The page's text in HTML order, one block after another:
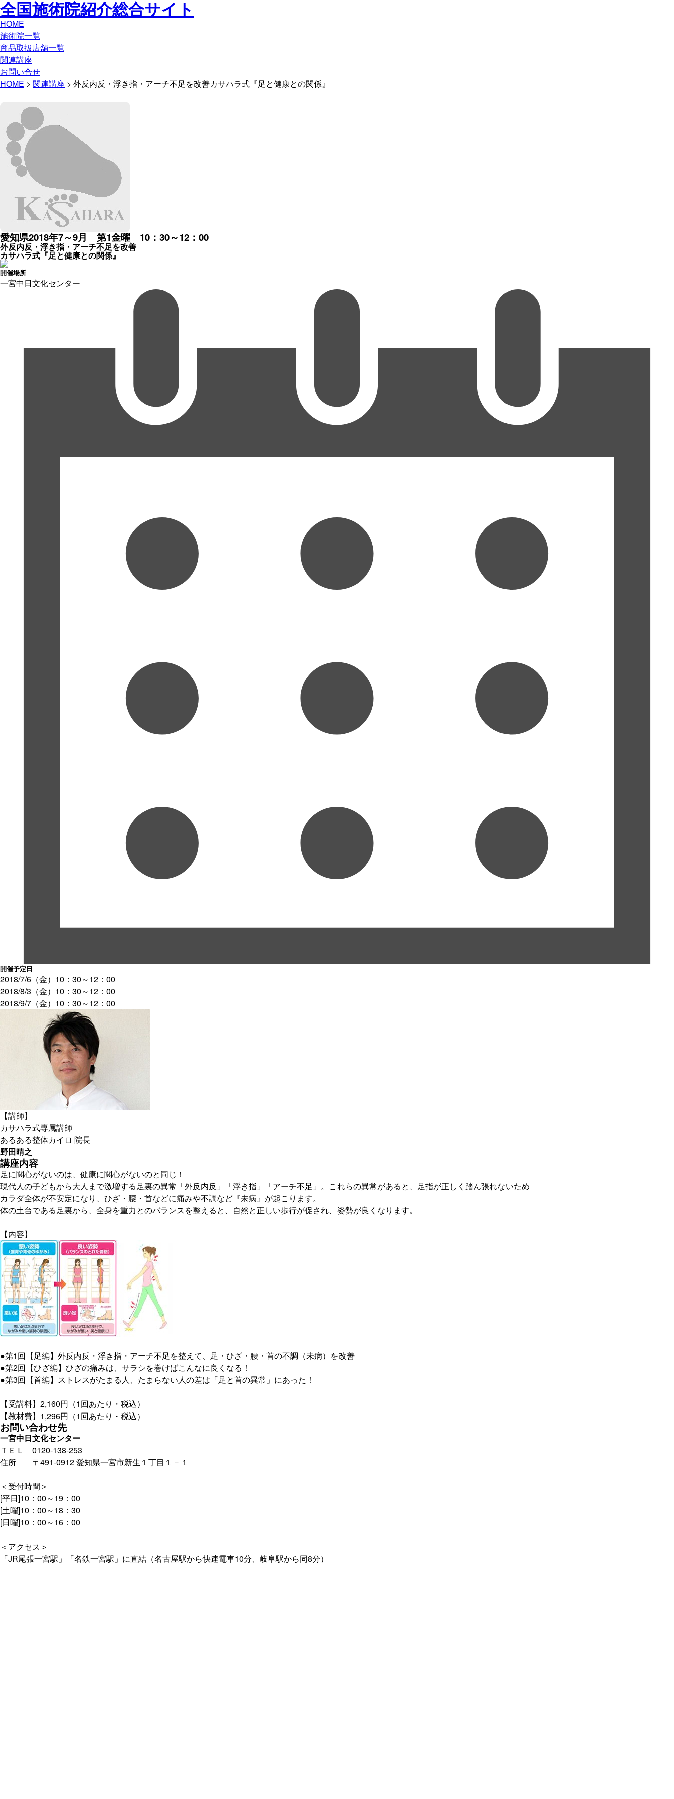
全国施術院紹介総合サイト
HOME
施術院一覧
商品取扱店舗一覧
関連講座
お問い合せ
HOME > 関連講座 > 外反内反・浮き指・アーチ不足を改善カサハラ式『足と健康との関係』
愛知県2018年7～9月 第1金曜 10：30～12：00
外反内反・浮き指・アーチ不足を改善
カサハラ式『足と健康との関係』
開催場所
一宮中日文化センター
開催予定日
2018/7/6（金）10：30～12：00
2018/8/3（金）10：30～12：00
2018/9/7（金）10：30～12：00
【講師】
カサハラ式専属講師
あるある整体カイロ 院長
野田晴之
講座内容
足に関心がないのは、健康に関心がないのと同じ！
現代人の子どもから大人まで激増する足裏の異常「外反内反」「浮き指」「アーチ不足」。これらの異常があると、足指が正しく踏ん張れないため
カラダ全体が不安定になり、ひざ・腰・首などに痛みや不調など『未病』が起こります。
体の土台である足裏から、全身を重力とのバランスを整えると、自然と正しい歩行が促され、姿勢が良くなります。
【内容】
●第1回【足編】外反内反・浮き指・アーチ不足を整えて、足・ひざ・腰・首の不調（未病）を改善
●第2回【ひざ編】ひざの痛みは、サラシを巻けばこんなに良くなる！
●第3回【首編】ストレスがたまる人、たまらない人の差は「足と首の異常」にあった！
【受講料】2,160円（1回あたり・税込）
【教材費】1,296円（1回あたり・税込）
お問い合わせ先
一宮中日文化センター
ＴＥＬ 0120-138-253
住所 〒491-0912 愛知県一宮市新生１丁目１－１
＜受付時間＞
[平日]10：00～19：00
[土曜]10：00～18：30
[日曜]10：00～16：00
＜アクセス＞
「JR尾張一宮駅」「名鉄一宮駅」に直結（名古屋駅から快速電車10分、岐阜駅から同8分）